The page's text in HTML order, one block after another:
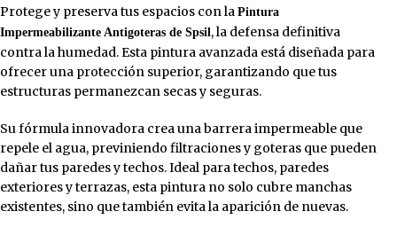
Protege y preserva tus espacios con la Pintura
Impermeabilizante Antigoteras de Spsil, la defensa definitiva
contra la humedad. Esta pintura avanzada está diseñada para
ofrecer una protección superior, garantizando que tus
estructuras permanezcan secas y seguras.
Su fórmula innovadora crea una barrera impermeable que
repele el agua, previniendo filtraciones y goteras que pueden
dañar tus paredes y techos. Ideal para techos, paredes
exteriores y terrazas, esta pintura no solo cubre manchas
existentes, sino que también evita la aparición de nuevas.